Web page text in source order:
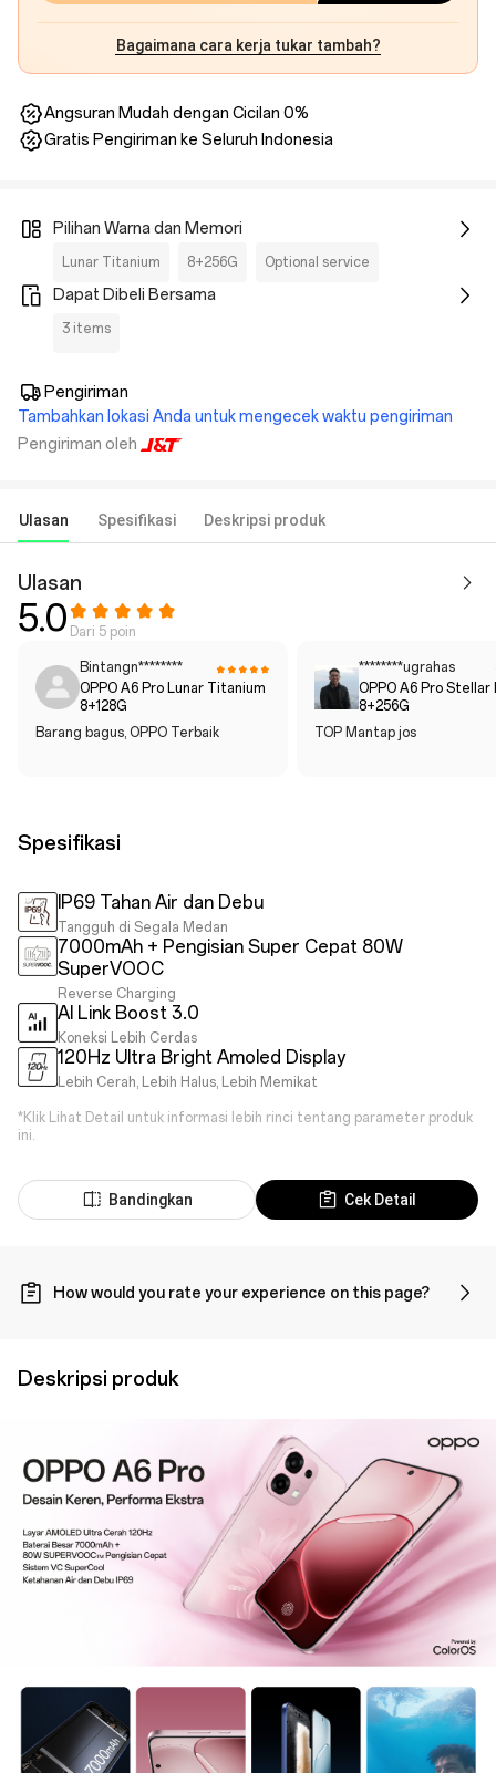
Bagaimana cara kerja tukar tambah?
Angsuran Mudah dengan Cicilan 0%
Gratis Pengiriman ke Seluruh Indonesia
Pilihan Warna dan Memori
Lunar Titanium 8+256G Optional service
Dapat Dibeli Bersama
3 items
Pengiriman
Tambahkan lokasi Anda untuk mengecek waktu pengiriman
Pengiriman oleh
Ulasan Spesifikasi Deskripsi produk
Ulasan
5.0 Dari 5 poin
Bintangn********
OPPO A6 Pro Lunar Titanium
8+128G
Barang bagus, OPPO Terbaik
********ugrahas
OPPO A6 Pro Stellar
8+256G
TOP Mantap jos
Spesifikasi
IP69 Tahan Air dan Debu
Tangguh di Segala Medan
7000mAh + Pengisian Super Cepat 80W
SuperVOOC
Reverse Charging
AI Link Boost 3.0
Koneksi Lebih Cerdas
120Hz Ultra Bright Amoled Display
Lebih Cerah, Lebih Halus, Lebih Memikat
*Klik Lihat Detail untuk informasi lebih rinci tentang parameter produk
ini.
Bandingkan Cek Detail
How would you rate your experience on this page?
Deskripsi produk